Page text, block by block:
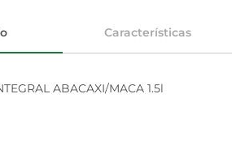
Características
ABACAXI/MACA 1.5l